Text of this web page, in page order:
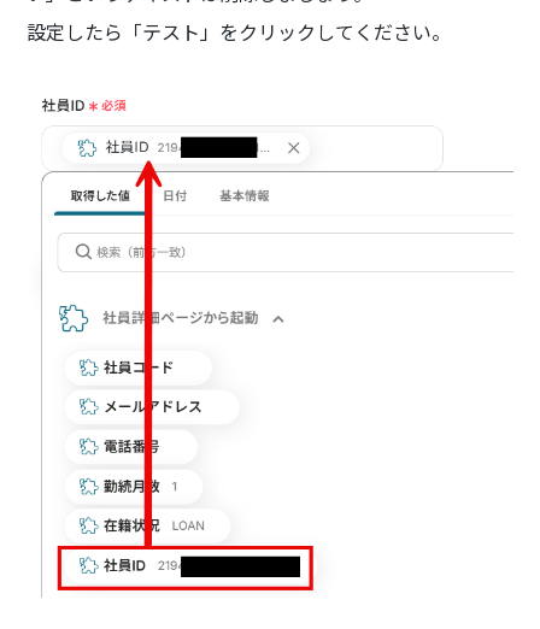
設定したら「テスト」をクリックしてください。